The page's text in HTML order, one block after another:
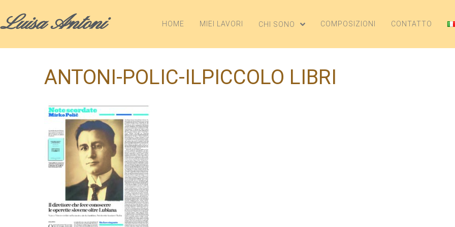
Luisa Antoni HOME MIEI LAVORI CHI SONO COMPOSIZIONI CONTATTO
ANTONI-POLIC-ILPICCOLO LIBRI